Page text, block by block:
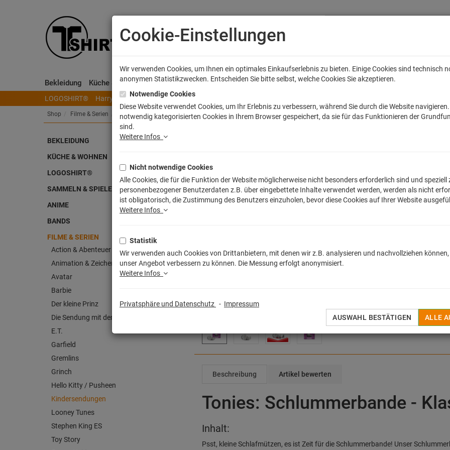
Bekleidung Küche & Wohnen Sammeln & Spielen Anime Bands Filme & Serien Gaming Fun Accessoires
LOGOSHIRT® Harry Potter Herr der Ringe Disney
Shop Filme & Serien Kindersendungen
BEKLEIDUNG
KÜCHE & WOHNEN
LOGOSHIRT®
SAMMELN & SPIELEN
ANIME
BANDS
FILME & SERIEN
Action & Abenteuer
Animation & Zeichentrick
Avatar
Barbie
Der kleine Prinz
Die Sendung mit der Maus
E.T.
Garfield
Gremlins
Grinch
Hello Kitty / Pusheen
Kindersendungen
Looney Tunes
Stephen King ES
Toy Story
Artikelnummer: 10001397
16,99 €
Beschreibung Artikel bewerten
Tonies: Schlummerbande -
Inhalt:
Psst, kleine Schlafmützen, es ist Zeit für die Schlummerbande! Unser
Cookie-Einstellungen
Wir verwenden Cookies, um Ihnen ein optimales Einkaufserlebnis zu bieten. Einige Cookies sind technisch
anonymen Statistikzwecken. Entscheiden Sie bitte selbst, welche Cookies Sie akzeptieren.
Notwendige Cookies
Diese Website verwendet Cookies, um Ihr Erlebnis zu verbessern, während Sie durch die Website
notwendig kategorisierten Cookies in Ihrem Browser gespeichert, da sie für das Funktionieren der
sind.
Weitere Infos
Nicht notwendige Cookies
Alle Cookies, die für die Funktion der Website möglicherweise nicht besonders erforderlich sind und speziell
personenbezogener Benutzerdaten z.B. über eingebettete Inhalte verwendet werden, werden als nicht
ist obligatorisch, die Zustimmung des Benutzers einzuholen, bevor diese Cookies auf Ihrer Website
Weitere Infos
Statistik
Wir verwenden auch Cookies von Drittanbietern, mit denen wir z.B. analysieren und nachvollziehen
unser Angebot verbessern zu können. Die Messung erfolgt anonymisiert.
Weitere Infos
Privatsphäre und Datenschutz - Impressum
AUSWAHL BESTÄTIGEN
ALLE